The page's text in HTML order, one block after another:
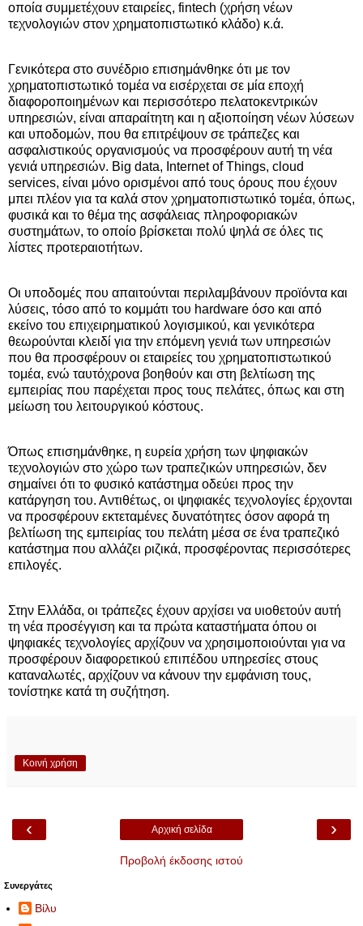
οποία συμμετέχουν εταιρείες, fintech (χρήση νέων
τεχνολογιών στον χρηματοπιστωτικό κλάδο) κ.ά.
Γενικότερα στο συνέδριο επισημάνθηκε ότι με τον
χρηματοπιστωτικό τομέα να εισέρχεται σε μία εποχή
διαφοροποιημένων και περισσότερο πελατοκεντρικών
υπηρεσιών, είναι απαραίτητη και η αξιοποίηση νέων λύσεων
και υποδομών, που θα επιτρέψουν σε τράπεζες και
ασφαλιστικούς οργανισμούς να προσφέρουν αυτή τη νέα
γενιά υπηρεσιών. Big data, Internet of Things, cloud
services, είναι μόνο ορισμένοι από τους όρους που έχουν
μπει πλέον για τα καλά στον χρηματοπιστωτικό τομέα, όπως,
φυσικά και το θέμα της ασφάλειας πληροφοριακών
συστημάτων, το οποίο βρίσκεται πολύ ψηλά σε όλες τις
λίστες προτεραιοτήτων.
Οι υποδομές που απαιτούνται περιλαμβάνουν προϊόντα και
λύσεις, τόσο από το κομμάτι του hardware όσο και από
εκείνο του επιχειρηματικού λογισμικού, και γενικότερα
θεωρούνται κλειδί για την επόμενη γενιά των υπηρεσιών
που θα προσφέρουν οι εταιρείες του χρηματοπιστωτικού
τομέα, ενώ ταυτόχρονα βοηθούν και στη βελτίωση της
εμπειρίας που παρέχεται προς τους πελάτες, όπως και στη
μείωση του λειτουργικού κόστους.
Όπως επισημάνθηκε, η ευρεία χρήση των ψηφιακών
τεχνολογιών στο χώρο των τραπεζικών υπηρεσιών, δεν
σημαίνει ότι το φυσικό κατάστημα οδεύει προς την
κατάργηση του. Αντιθέτως, οι ψηφιακές τεχνολογίες έρχονται
να προσφέρουν εκτεταμένες δυνατότητες όσον αφορά τη
βελτίωση της εμπειρίας του πελάτη μέσα σε ένα τραπεζικό
κατάστημα που αλλάζει ριζικά, προσφέροντας περισσότερες
επιλογές.
Στην Ελλάδα, οι τράπεζες έχουν αρχίσει να υιοθετούν αυτή
τη νέα προσέγγιση και τα πρώτα καταστήματα όπου οι
ψηφιακές τεχνολογίες αρχίζουν να χρησιμοποιούνται για να
προσφέρουν διαφορετικού επιπέδου υπηρεσίες στους
καταναλωτές, αρχίζουν να κάνουν την εμφάνιση τους,
τονίστηκε κατά τη συζήτηση.
Κοινή χρήση
‹ ›
Αρχική σελίδα
Προβολή έκδοσης ιστού
Συνεργάτες
Βίλυ